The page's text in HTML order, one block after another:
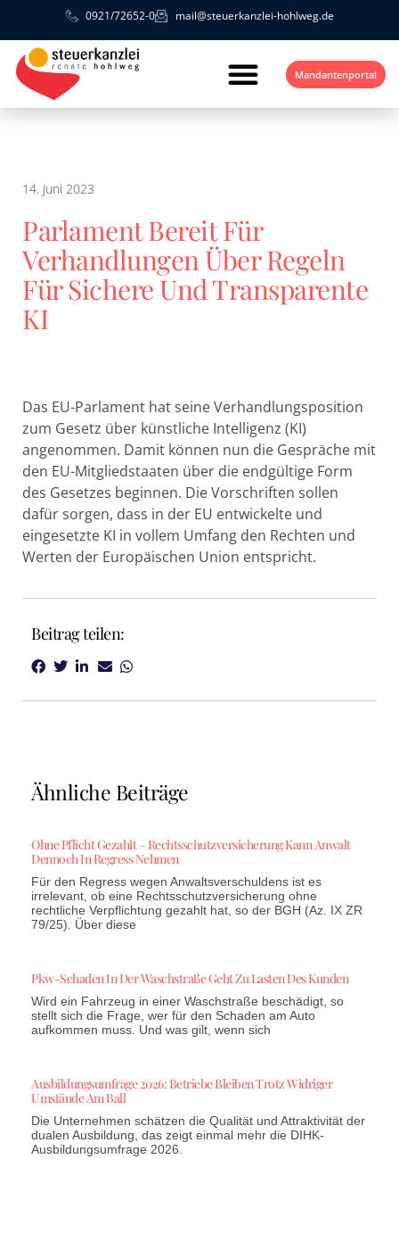
0921/72652-0 mail@steuerkanzlei-hohlweg.de
Mandantenportal
14. Juni 2023
Parlament Bereit Für
Verhandlungen Über Regeln
Für Sichere Und Transparente
KI
Das EU-Parlament hat seine Verhandlungsposition
zum Gesetz über künstliche Intelligenz (KI)
angenommen. Damit können nun die Gespräche mit
den EU-Mitgliedstaaten über die endgültige Form
des Gesetzes beginnen. Die Vorschriften sollen
dafür sorgen, dass in der EU entwickelte und
eingesetzte KI in vollem Umfang den Rechten und
Werten der Europäischen Union entspricht.
Beitrag teilen:
Ähnliche Beiträge
Ohne Pflicht Gezahlt – Rechtsschutzversicherung Kann Anwalt
Dennoch In Regress Nehmen
Für den Regress wegen Anwaltsverschuldens ist es
irrelevant, ob eine Rechtsschutzversicherung ohne
rechtliche Verpflichtung gezahlt hat, so der BGH (Az. IX ZR
79/25). Über diese
Pkw-Schaden In Der Waschstraße Geht Zu Lasten Des Kunden
Wird ein Fahrzeug in einer Waschstraße beschädigt, so
stellt sich die Frage, wer für den Schaden am Auto
aufkommen muss. Und was gilt, wenn sich
Ausbildungsumfrage 2026: Betriebe Bleiben Trotz Widriger
Umstände Am Ball
Die Unternehmen schätzen die Qualität und Attraktivität der
dualen Ausbildung, das zeigt einmal mehr die DIHK-
Ausbildungsumfrage 2026.